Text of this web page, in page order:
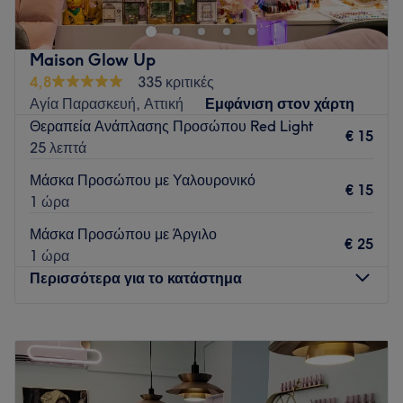
Where beauty meets confidence!
Go to venue
Maison Glow Up
4,8
335 κριτικές
Αγία Παρασκευή, Αττική
Εμφάνιση στον χάρτη
Θεραπεία Ανάπλασης Προσώπου Red Light
25 λεπτά
€ 15
Μάσκα Προσώπου με Υαλουρονικό
1 ώρα
€ 15
Μάσκα Προσώπου με Άργιλο
1 ώρα
€ 25
Περισσότερα για το κατάστημα
Τρίτη
10:00–20:00
Τετάρτη
– 18:00
Πέμπτη
10:00–20:00